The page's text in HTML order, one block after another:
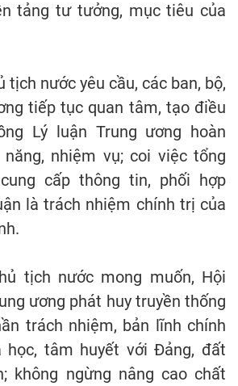
tảng tư tưởng, mục tiêu của
tịch nước yêu cầu, các ban, bộ,
tiếp tục quan tâm, tạo điều
Lý luận Trung ương hoàn
nhiệm vụ; coi việc tổng
cấp thông tin, phối hợp
là trách nhiệm chính trị của
tịch nước mong muốn, Hội
ương phát huy truyền thống
trách nhiệm, bản lĩnh chính
tâm huyết với Đảng, đất
không ngừng nâng cao chất